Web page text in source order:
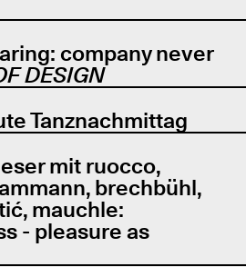
company never
DESIGN
Tanznachmittag
mit ruocco,
brechbühl,
mauchle:
- pleasure as